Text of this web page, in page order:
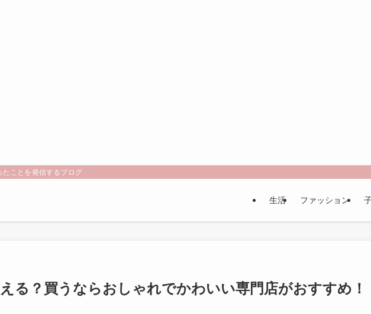
ことを発信するブログ
生活 ファッション
る？買うならおしゃれでかわいい専門店がおすすめ！